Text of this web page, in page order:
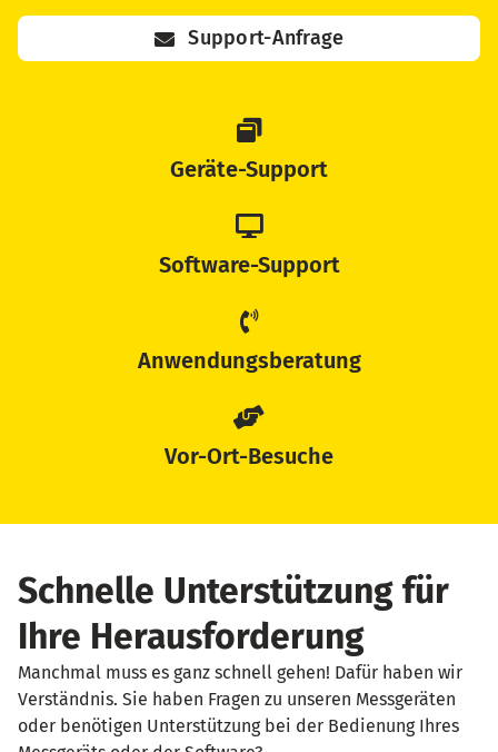
Support-Anfrage
Geräte-Support
Software-Support
Anwendungsberatung
Vor-Ort-Besuche
Schnelle Unterstützung für
Ihre Herausforderung
Manchmal muss es ganz schnell gehen! Dafür haben wir
Verständnis. Sie haben Fragen zu unseren Messgeräten
oder benötigen Unterstützung bei der Bedienung Ihres